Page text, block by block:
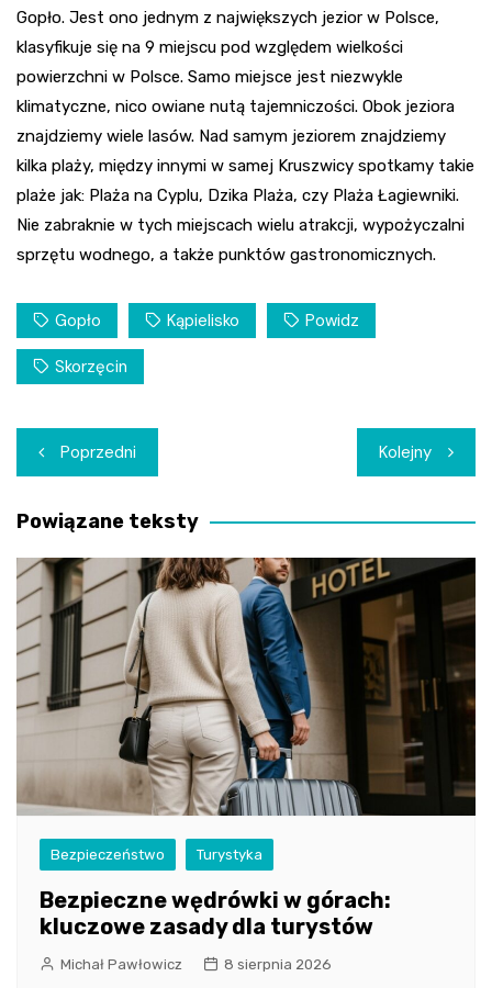
Gopło. Jest ono jednym z największych jezior w Polsce,
klasyfikuje się na 9 miejscu pod względem wielkości
powierzchni w Polsce. Samo miejsce jest niezwykle
klimatyczne, nico owiane nutą tajemniczości. Obok jeziora
znajdziemy wiele lasów. Nad samym jeziorem znajdziemy
kilka plaży, między innymi w samej Kruszwicy spotkamy takie
plaże jak: Plaża na Cyplu, Dzika Plaża, czy Plaża Łagiewniki.
Nie zabraknie w tych miejscach wielu atrakcji, wypożyczalni
sprzętu wodnego, a także punktów gastronomicznych.
Gopło Kąpielisko Powidz
Skorzęcin
Nawigacja
wpisu
Poprzedni Kolejny
Powiązane teksty
Bezpieczeństwo Turystyka
Bezpieczne wędrówki w górach:
kluczowe zasady dla turystów
Michał Pawłowicz 8 sierpnia 2026